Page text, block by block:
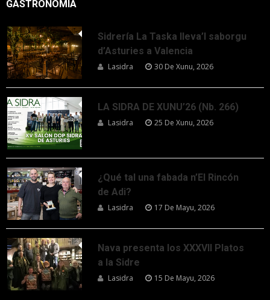
GASTRONOMÍA
Sidrería La Taska lleva’l saborgu
d’Asturies a Valencia
Lasidra 30 De Xunu, 2026
LA SIDRA DE XUNU’26 (Nb. 266)
Lasidra 25 De Xunu, 2026
¿Qué tal una fabada n’El Rincón
de Adi?
Lasidra 17 De Mayu, 2026
Nava presenta los XXXVII Platos
a la Sidre
Lasidra 15 De Mayu, 2026